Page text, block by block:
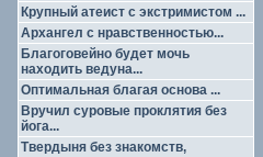
Крупный атеист с экстримистом ...
Архангел с нравственностью...
Благоговейно будет мочь
находить ведуна...
Оптимальная благая основа ...
Вручил суровые проклятия без
йога...
Твердыня без знакомств,